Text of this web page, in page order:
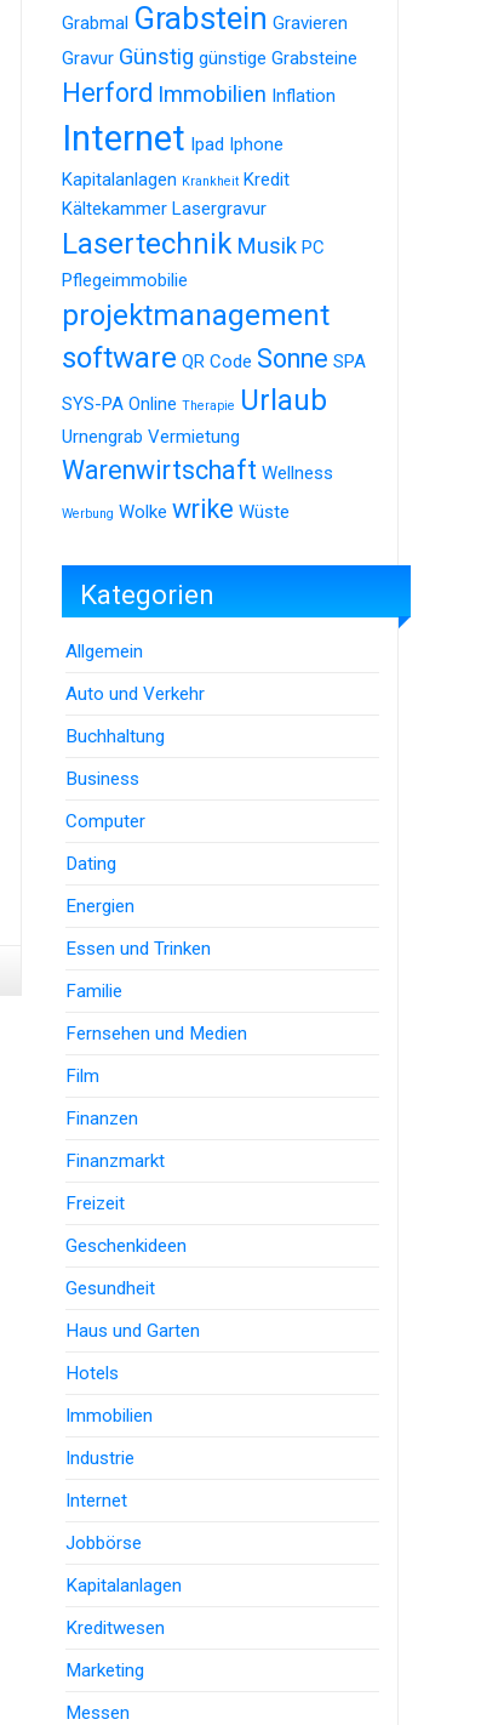
Grabmal Grabstein Gravieren
Gravur Günstig günstige Grabsteine
Herford Immobilien Inflation
Internet Ipad Iphone
Kapitalanlagen Krankheit Kredit
Kältekammer Lasergravur
Lasertechnik Musik PC
Pflegeimmobilie
projektmanagement
software QR Code Sonne SPA
SYS-PA Online Therapie Urlaub
Urnengrab Vermietung
Warenwirtschaft Wellness
Werbung Wolke wrike Wüste
Kategorien
Allgemein
Auto und Verkehr
Buchhaltung
Business
Computer
Dating
Energien
Essen und Trinken
Familie
Fernsehen und Medien
Film
Finanzen
Finanzmarkt
Freizeit
Geschenkideen
Gesundheit
Haus und Garten
Hotels
Immobilien
Industrie
Internet
Jobbörse
Kapitalanlagen
Kreditwesen
Marketing
Messen